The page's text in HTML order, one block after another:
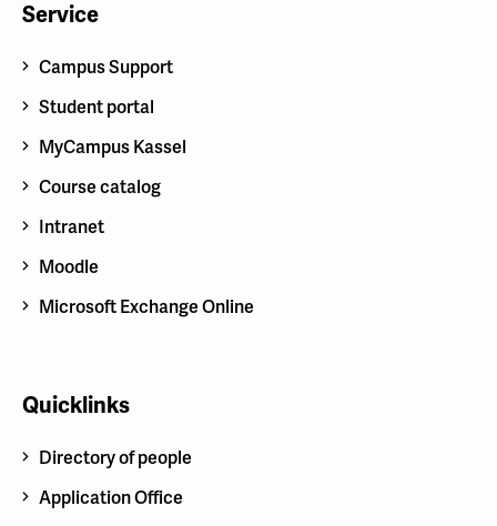
Service
Campus Support
Student portal
MyCampus Kassel
Course catalog
Intranet
Moodle
Microsoft Exchange Online
Quicklinks
Directory of people
Application Office